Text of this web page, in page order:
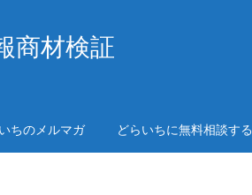
商材検証
ちのメルマガ どらいちに無料相談する